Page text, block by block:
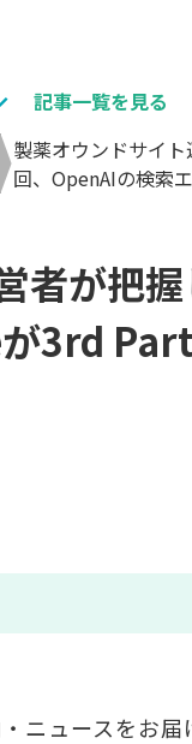
記事一覧を見る
製薬オウンドサイ
回、OpenAIの検索
者が把
3rd
ニュースをお届